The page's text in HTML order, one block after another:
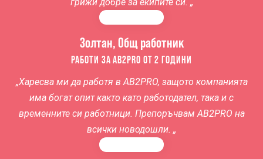
Золтан, Общ работник
РАБОТИ ЗА AB2PRO ОТ 2 ГОДИНИ
„Харесва ми да работя в AB2PRO, защото компанията
има богат опит както като работодател, така и с
временните си работници. Препоръчвам AB2PRO на
всички новодошли. „